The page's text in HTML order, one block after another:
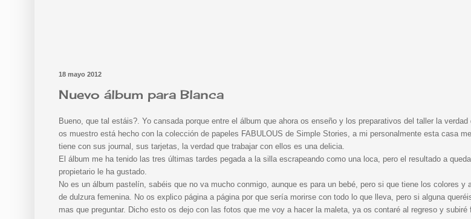
18 mayo 2012
Nuevo álbum para Blanca
Bueno, que tal estáis?. Yo cansada porque entre el álbum que ahora os enseño y los preparativos del taller la
os muestro está hecho con la colección de papeles FABULOUS de Simple Stories, a mi personalmente esta casa
tiene con sus journal, sus tarjetas, la verdad que trabajar con ellos es una delicia.
El álbum me ha tenido las tres últimas tardes pegada a la silla escrapeando como una loca, pero el resultado a
propietario le ha gustado.
No es un álbum pastelín, sabéis que no va mucho conmigo, aunque es para un bebé, pero si que tiene los colores y
de dulzura femenina. No os explico página a página por que sería morirse con todo lo que lleva, pero si alguna
mas que preguntar. Dicho esto os dejo con las fotos que me voy a hacer la maleta, ya os contaré al regreso y